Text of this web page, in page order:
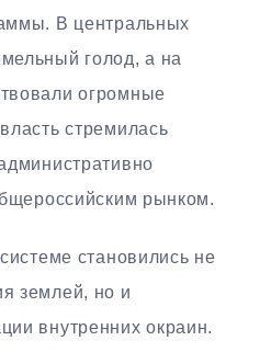
В центральных
голод, а на
огромные
стремилась
рынком.
становились не
землей, но и
внутренних окраин.